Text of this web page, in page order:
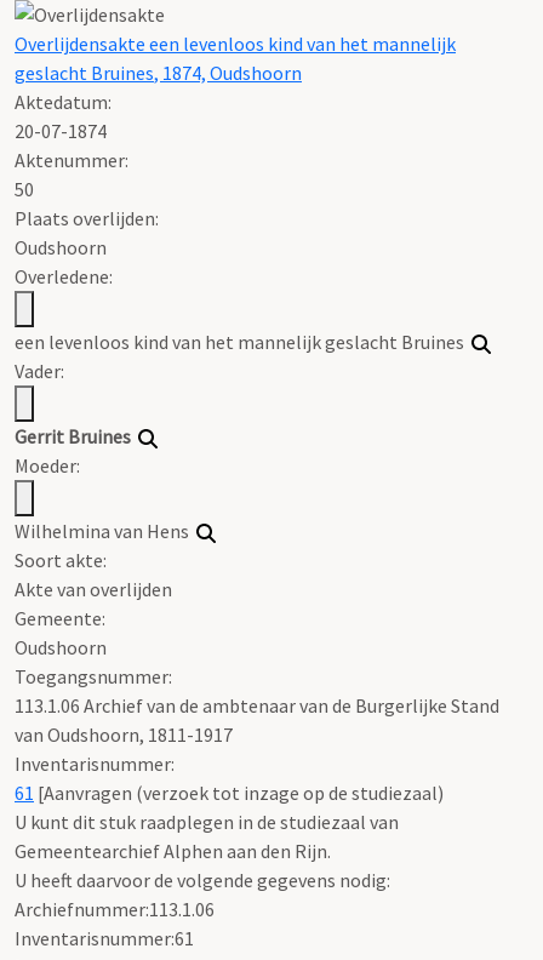
Overlijdensakte een levenloos kind van het mannelijk
geslacht Bruines, 1874, Oudshoorn
Aktedatum:
20-07-1874
Aktenummer:
50
Plaats overlijden:
Oudshoorn
Overledene:
een levenloos kind van het mannelijk geslacht Bruines
Vader:
Gerrit Bruines
Moeder:
Wilhelmina van Hens
Soort akte:
Akte van overlijden
Gemeente:
Oudshoorn
Toegangsnummer:
113.1.06 Archief van de ambtenaar van de Burgerlijke Stand
van Oudshoorn, 1811-1917
Inventarisnummer:
61 [Aanvragen (verzoek tot inzage op de studiezaal)
U kunt dit stuk raadplegen in de studiezaal van
Gemeentearchief Alphen aan den Rijn.
U heeft daarvoor de volgende gegevens nodig:
Archiefnummer:113.1.06
Inventarisnummer:61